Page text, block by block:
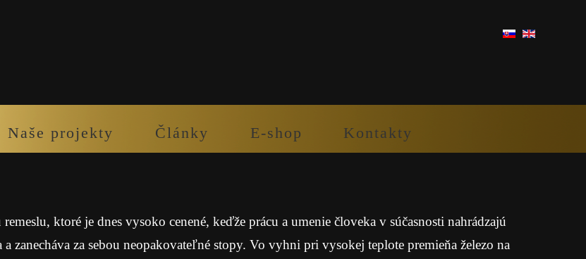
Naše projekty Články E-shop Kontakty
ktoré je dnes vysoko cenené, keďže prácu a umenie človeka v súčasnosti nahrádzajú
zanecháva za sebou neopakovateľné stopy. Vo vyhni pri vysokej teplote premieňa železo na